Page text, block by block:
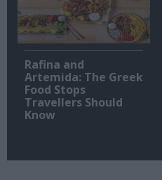
Rafina and
Artemida: The Greek
Food Stops
Travellers Should
Know